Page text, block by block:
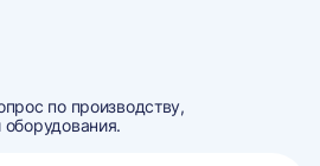
по производству,